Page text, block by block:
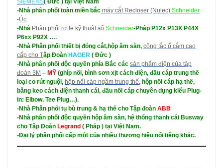
-Nhà phân phối toàn miền bắc máy cắt Recloser (Nulec) Schneider
-Úc
-Nhà Phân phối rơ le kỹ thuật số Schneider-Pháp P12x P13X P44X
P6xx P92X ….
-Nhà Phân phối thiết bị đóng cắt,hộp âm sàn, công tắc ổ cắm cao
cấp cho Tập Đoàn HAGER ( Đức )
-Nhà phân phối độc quyền phía Bắc các sản phẩm điện của tập
đoàn 3M – MỸ (ghíp nối, bình sơn xịt cách điện, đầu cáp trung thế
loại co rút nguội, hộp nối cáp ngầm trung thế, hộp nối cáp hạ thế,
băng keo cách điện thanh cái, đầu nối cáp chuyên dụng kiểu Plug-
in: Elbow, Tee Plug…).
-Nhà Phân phối tụ bù trung & hạ thế cho Tập đoàn ABB
-Nhà phân phối độc quyền hộp âm sàn, hệ thống thanh cái Busway
cho Tập Đoàn Legrand ( Pháp ) tại Việt Nam.
-Đại lý phân phối cấp một của nhiều thương hiệu nổi tiếng khác.